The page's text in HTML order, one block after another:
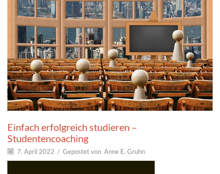
Einfach erfolgreich studieren –
Studentencoaching
7. April 2022 / Gepostet von Anne E. Gruhn